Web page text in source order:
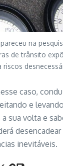
na
de trânsito
riscos
caso,
e
sua volta e
inevitáveis.